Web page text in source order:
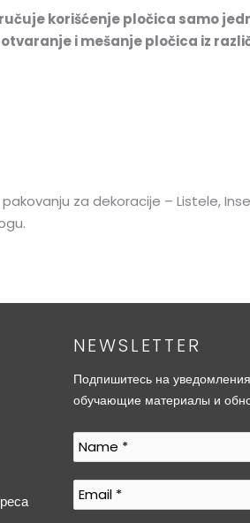
korišćenje pločica samo
i mešanje pločica iz
za dekoracije – Listele,
NEWSLETTER
Подпишитесь на
обучающие материалы и